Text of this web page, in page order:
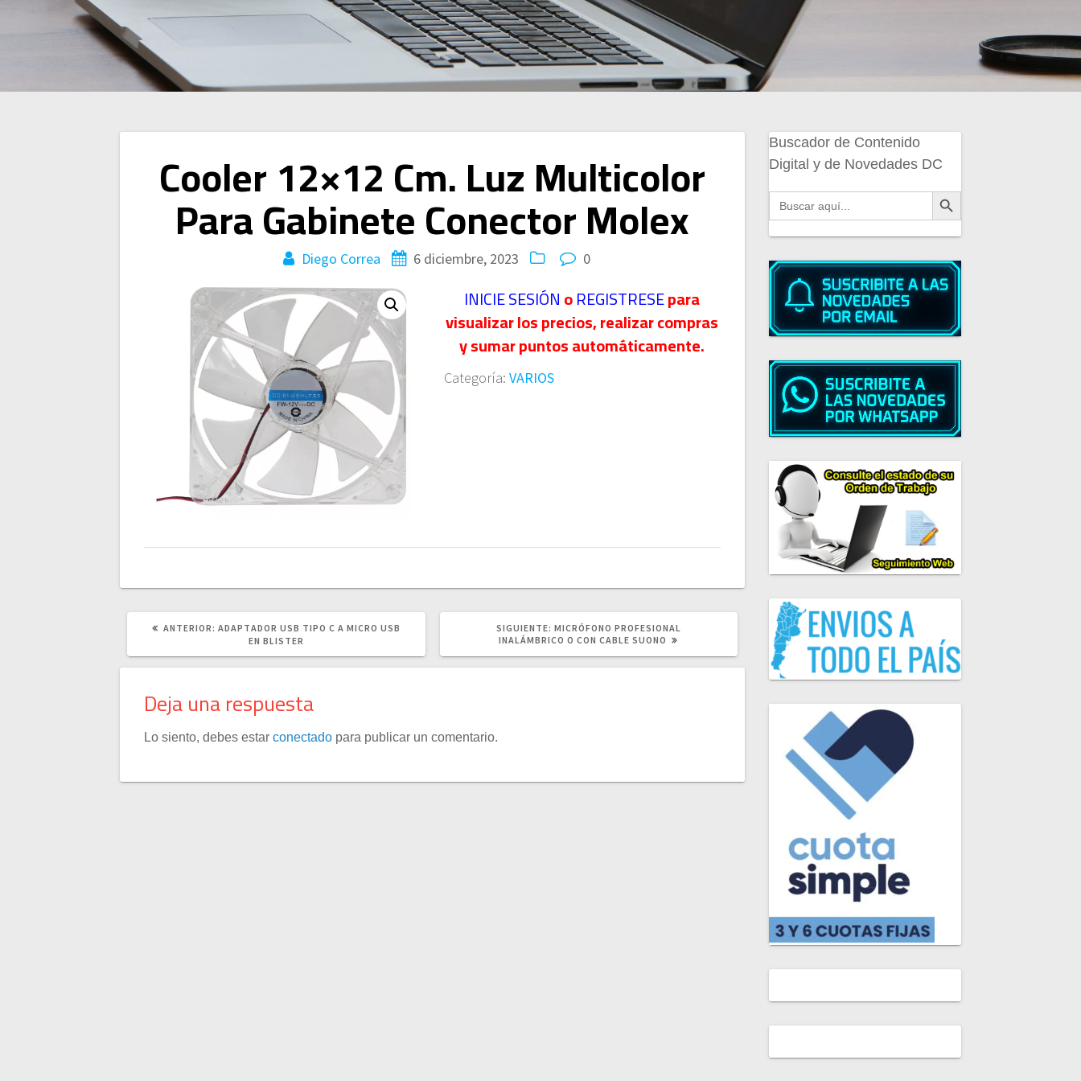
Cooler 12×12 Cm. Luz Multicolor
Para Gabinete Conector Molex
Diego Correa 6 diciembre, 2023 0
INICIE SESIÓNoREGISTRESEpara
visualizar los precios, realizar compras
y sumar puntos automáticamente.
Categoría: VARIOS
Navegación
ANTERIOR: POST
ANTERIOR:
ADAPTADOR USB TIPO C A MICRO USB
EN BLISTER
SIGUIENTE: SIGUIENTE
POST:
MICRÓFONO PROFESIONAL
INALÁMBRICO O CON CABLE SUONO
Deja una respuesta
Lo siento, debes estarconectado para publicar un comentario.
Buscador de Contenido
Digital y de Novedades DC
Buscar: Botón de búsqueda